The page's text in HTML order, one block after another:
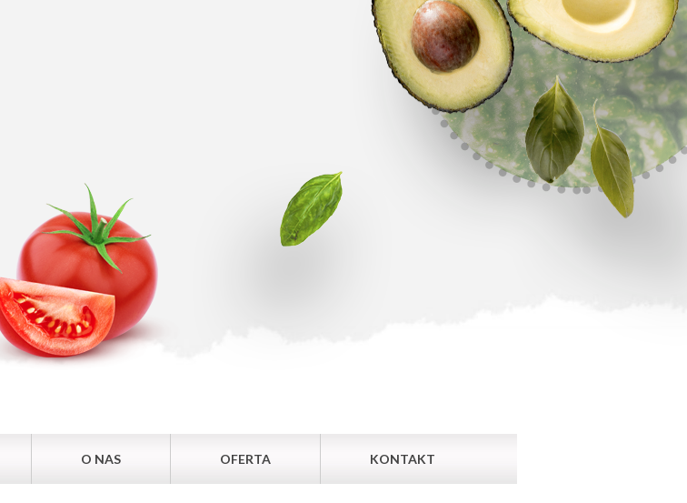
O NAS OFERTA KONTAKT